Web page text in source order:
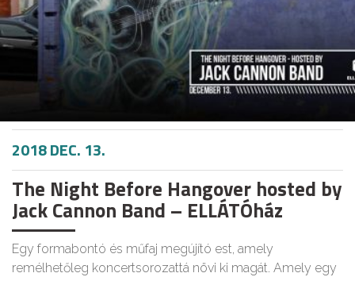
2018 DEC. 13.
The Night Before Hangover hosted by
Jack Cannon Band – ELLÁTÓház
Egy formabontó és műfaj megújító est, amely
remélhetőleg koncertsorozattá növi ki magát. Amely egy